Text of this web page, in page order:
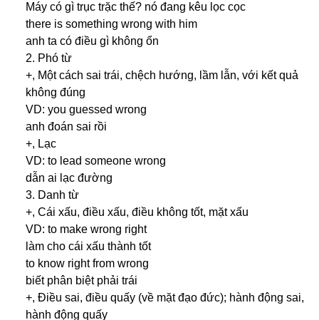
Máy có gì trục trặc thế? nó đang kêu lọc cọc
there is something wrong with him
anh ta có điều gì không ổn
2. Phó từ
+, Một cách sai trái, chệch hướng, lầm lẫn, với kết quả
không đúng
VD: you guessed wrong
anh đoán sai rồi
+, Lạc
VD: to lead someone wrong
dẫn ai lạc đường
3. Danh từ
+, Cái xấu, điều xấu, điều không tốt, mặt xấu
VD: to make wrong right
làm cho cái xấu thành tốt
to know right from wrong
biết phân biệt phải trái
+, Điều sai, điều quấy (về mặt đạo đức); hành động sai,
hành động quấy